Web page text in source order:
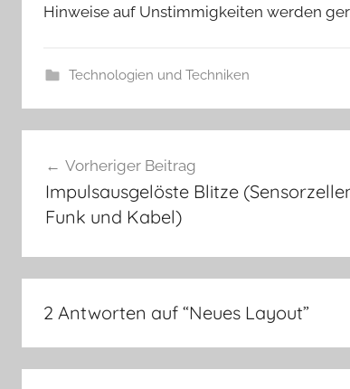
Hinweise auf Unstimmigkeiten werden
Technologien und Techniken
Vorheriger Beitrag
Impulsausgelöste Blitze
Funk und Kabel)
2 Antworten auf “Neues Layout”